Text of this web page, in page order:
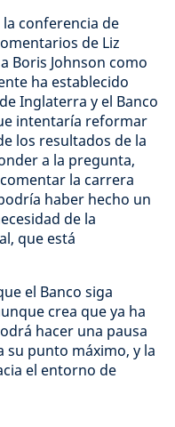
conferencia de
de Liz
Boris Johnson como
ha establecido
Inglaterra y el Banco
intentaría reformar
los resultados de la
a la pregunta,
la carrera
haber hecho un
de la
que está
el Banco siga
crea que ya ha
hacer una pausa
su punto máximo, y la
el entorno de